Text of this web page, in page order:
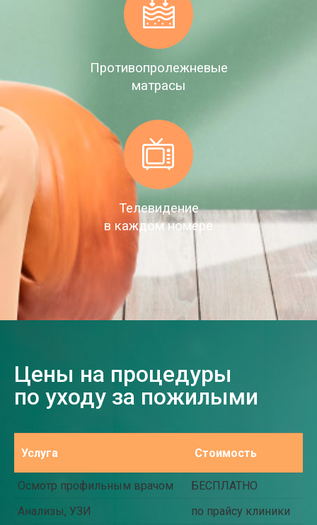
Противопролежневые
матрасы
Телевидение
в каждом номере
Цены на процедуры
по уходу за пожилыми
Услуга Стоимость
Осмотр профильным врачом
БЕСПЛАТНО
Анализы, УЗИ
по прайсу клиники